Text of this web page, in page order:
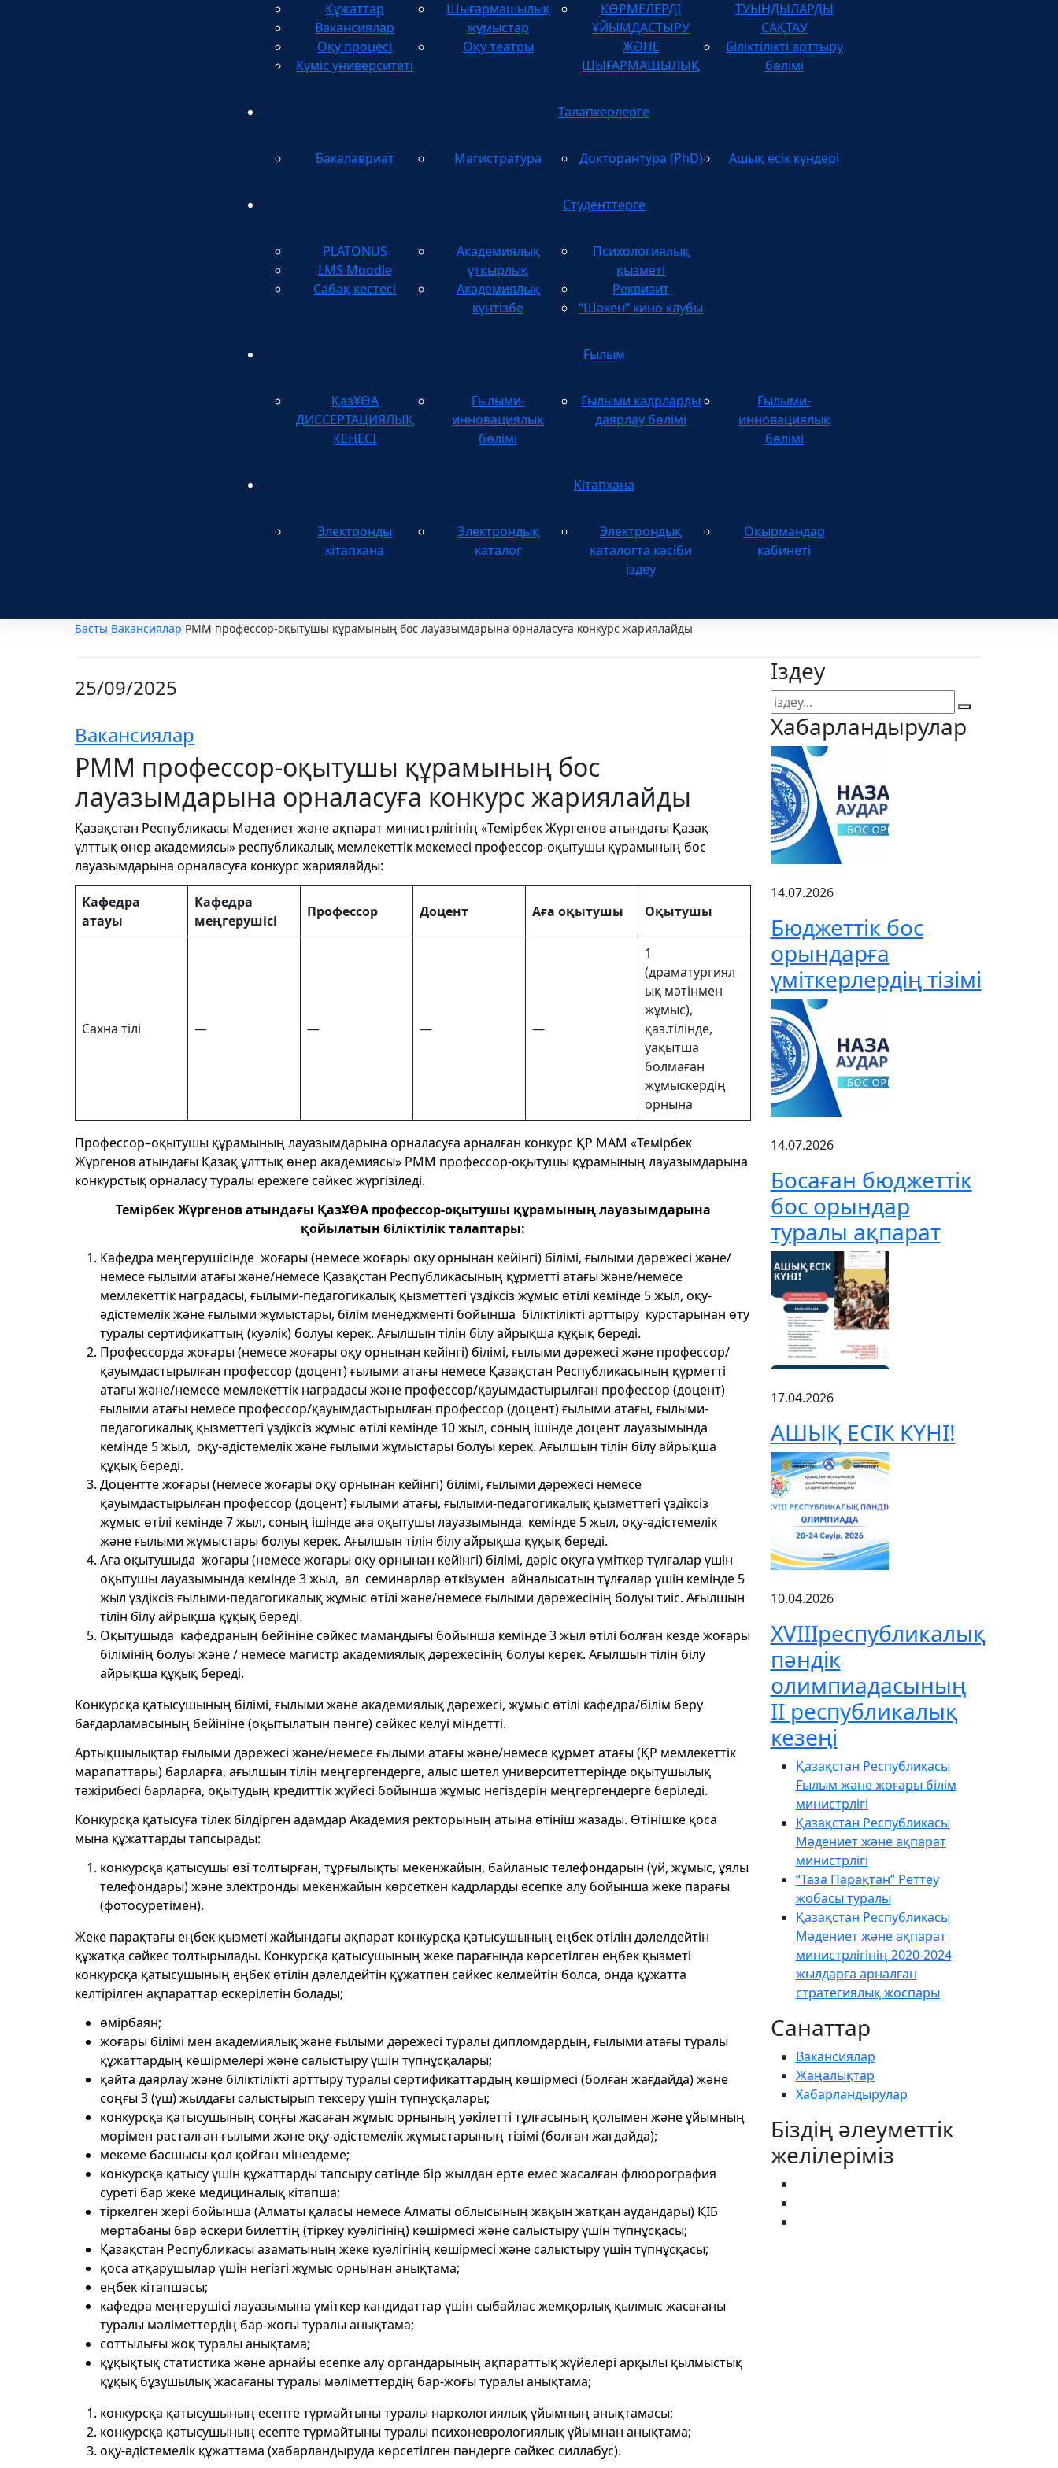
Құжаттар
Вакансиялар
Оқу процесі
Күміс университеті
Шығармашылық
жұмыстар
Оқу театры
КӨРМЕЛЕРДІ
ҰЙЫМДАСТЫРУ
ЖӘНЕ
ШЫҒАРМАШЫЛЫҚ
ТУЫНДЫЛАРДЫ
САҚТАУ
Біліктілікті арттыру
бөлімі
Талапкерлерге
Бакалавриат Магистратура Докторантура (PhD) Ашық есік күндері
Студенттерге
PLATONUS
LMS Moodle
Сабақ кестесі
Академиялық
ұтқырлық
Академиялық
күнтізбе
Психологиялық
қызметі
Реквизит
“Шәкен” кино клубы
Ғылым
ҚазҰӨА
ДИССЕРТАЦИЯЛЫҚ
КЕҢЕСІ
Ғылыми-
инновациялық
бөлімі
Ғылыми кадрларды
даярлау бөлімі
Ғылыми-
инновациялық
бөлімі
Кітапхана
Электронды
кітапхана
Электрондық
каталог
Электрондық
каталогта кәсіби
іздеу
Оқырмандар
кабинеті
Басты Вакансиялар РММ профессор-оқытушы құрамының бос лауазымдарына орналасуға конкурс жариялайды
25/09/2025
Вакансиялар
РММ профессор-оқытушы құрамының бос
лауазымдарына орналасуға конкурс жариялайды
Қазақстан Республикасы Мәдениет және ақпарат министрлігінің «Темірбек Жүргенов атындағы Қазақ
ұлттық өнер академиясы» республикалық мемлекеттік мекемесі профессор-оқытушы құрамының бос
лауазымдарына орналасуға конкурс жариялайды:
Кафедра
атауы
Кафедра
меңгерушісі
Профессор Доцент Аға оқытушы Оқытушы
Сахна тілі — — — —
1
(драматургиял
ық мәтінмен
жұмыс),
қаз.тілінде,
уақытша
болмаған
жұмыскердің
орнына
Профессор–оқытушы құрамының лауазымдарына орналасуға арналған конкурс ҚР МАМ «Темірбек
Жүргенов атындағы Қазақ ұлттық өнер академиясы» РММ профессор-оқытушы құрамының лауазымдарына
конкурстық орналасу туралы ережеге сәйкес жүргізіледі.
Темірбек Жүргенов атындағы ҚазҰӨА профессор-оқытушы құрамының лауазымдарына
қойылатын біліктілік талаптары:
Кафедра меңгерушісінде жоғары (немесе жоғары оқу орнынан кейінгі) білімі, ғылыми дәрежесі және/
немесе ғылыми атағы және/немесе Қазақстан Республикасының құрметті атағы және/немесе
мемлекеттік наградасы, ғылыми-педагогикалық қызметтегі үздіксіз жұмыс өтілі кемінде 5 жыл, оқу-
әдістемелік және ғылыми жұмыстары, білім менеджменті бойынша біліктілікті арттыру курстарынан өту
туралы сертификаттың (куәлік) болуы керек. Ағылшын тілін білу айрықша құқық береді.
Профессорда жоғары (немесе жоғары оқу орнынан кейінгі) білімі, ғылыми дәрежесі және профессор/
қауымдастырылған профессор (доцент) ғылыми атағы немесе Қазақстан Республикасының құрметті
атағы және/немесе мемлекеттік наградасы және профессор/қауымдастырылған профессор (доцент)
ғылыми атағы немесе профессор/қауымдастырылған профессор (доцент) ғылыми атағы, ғылыми-
педагогикалық қызметтегі үздіксіз жұмыс өтілі кемінде 10 жыл, соның ішінде доцент лауазымында
кемінде 5 жыл, оқу-әдістемелік және ғылыми жұмыстары болуы керек. Ағылшын тілін білу айрықша
құқық береді.
Доцентте жоғары (немесе жоғары оқу орнынан кейінгі) білімі, ғылыми дәрежесі немесе
қауымдастырылған профессор (доцент) ғылыми атағы, ғылыми-педагогикалық қызметтегі үздіксіз
жұмыс өтілі кемінде 7 жыл, соның ішінде аға оқытушы лауазымында кемінде 5 жыл, оқу-әдістемелік
және ғылыми жұмыстары болуы керек. Ағылшын тілін білу айрықша құқық береді.
Аға оқытушыда жоғары (немесе жоғары оқу орнынан кейінгі) білімі, дәріс оқуға үміткер тұлғалар үшін
оқытушы лауазымында кемінде 3 жыл, ал семинарлар өткізумен айналысатын тұлғалар үшін кемінде 5
жыл үздіксіз ғылыми-педагогикалық жұмыс өтілі және/немесе ғылыми дәрежесінің болуы тиіс. Ағылшын
тілін білу айрықша құқық береді.
Оқытушыда кафедраның бейініне сәйкес мамандығы бойынша кемінде 3 жыл өтілі болған кезде жоғары
білімінің болуы және / немесе магистр академиялық дәрежесінің болуы керек. Ағылшын тілін білу
айрықша құқық береді.
Конкурсқа қатысушының білімі, ғылыми және академиялық дәрежесі, жұмыс өтілі кафедра/білім беру
бағдарламасының бейініне (оқытылатын пәнге) сәйкес келуі міндетті.
Артықшылықтар ғылыми дәрежесі және/немесе ғылыми атағы және/немесе құрмет атағы (ҚР мемлекеттік
марапаттары) барларға, ағылшын тілін меңгергендерге, алыс шетел университеттерінде оқытушылық
тәжірибесі барларға, оқытудың кредиттік жүйесі бойынша жұмыс негіздерін меңгергендерге беріледі.
Конкурсқа қатысуға тілек білдірген адамдар Академия ректорының атына өтініш жазады. Өтінішке қоса
мына құжаттарды тапсырады:
конкурсқа қатысушы өзі толтырған, тұрғылықты мекенжайын, байланыс телефондарын (үй, жұмыс, ұялы
телефондары) және электронды мекенжайын көрсеткен кадрларды есепке алу бойынша жеке парағы
(фотосуретімен).
Жеке парақтағы еңбек қызметі жайындағы ақпарат конкурсқа қатысушының еңбек өтілін дәлелдейтін
құжатқа сәйкес толтырылады. Конкурсқа қатысушының жеке парағында көрсетілген еңбек қызметі
конкурсқа қатысушының еңбек өтілін дәлелдейтін құжатпен сәйкес келмейтін болса, онда құжатта
келтірілген ақпараттар ескерілетін болады;
өмірбаян;
жоғары білімі мен академиялық және ғылыми дәрежесі туралы дипломдардың, ғылыми атағы туралы
құжаттардың көшірмелері және салыстыру үшін түпнұсқалары;
қайта даярлау және біліктілікті арттыру туралы сертификаттардың көшірмесі (болған жағдайда) және
соңғы 3 (үш) жылдағы салыстырып тексеру үшін түпнұсқалары;
конкурсқа қатысушының соңғы жасаған жұмыс орнының уәкілетті тұлғасының қолымен және ұйымның
мөрімен расталған ғылыми және оқу-әдістемелік жұмыстарының тізімі (болған жағдайда);
мекеме басшысы қол қойған мінездеме;
конкурсқа қатысу үшін құжаттарды тапсыру сәтінде бір жылдан ерте емес жасалған флюорография
суреті бар жеке медициналық кітапша;
тіркелген жері бойынша (Алматы қаласы немесе Алматы облысының жақын жатқан аудандары) ҚІБ
мөртабаны бар әскери билеттің (тіркеу куәлігінің) көшірмесі және салыстыру үшін түпнұсқасы;
Қазақстан Республикасы азаматының жеке куәлігінің көшірмесі және салыстыру үшін түпнұсқасы;
қоса атқарушылар үшін негізгі жұмыс орнынан анықтама;
еңбек кітапшасы;
кафедра меңгерушісі лауазымына үміткер кандидаттар үшін сыбайлас жемқорлық қылмыс жасағаны
туралы мәліметтердің бар-жоғы туралы анықтама;
соттылығы жоқ туралы анықтама;
құқықтық статистика және арнайы есепке алу органдарының ақпараттық жүйелері арқылы қылмыстық
құқық бұзушылық жасағаны туралы мәліметтердің бар-жоғы туралы анықтама;
конкурсқа қатысушының есепте тұрмайтыны туралы наркологиялық ұйымның анықтамасы;
конкурсқа қатысушының есепте тұрмайтыны туралы психоневрологиялық ұйымнан анықтама;
оқу-әдістемелік құжаттама (хабарландыруда көрсетілген пәндерге сәйкес силлабус).
Іздеу
Хабарландырулар
14.07.2026
Бюджеттік бос
орындарға
үміткерлердің тізімі
14.07.2026
Босаған бюджеттік
бос орындар
туралы ақпарат
17.04.2026
АШЫҚ ЕСІК КҮНІ!
10.04.2026
XVIIIреспубликалық
пәндік
олимпиадасының
ІІ республикалық
кезеңі
Қазақстан Республикасы
Ғылым және жоғары білім
министрлігі
Қазақстан Республикасы
Мәдениет және ақпарат
министрлігі
“Таза Парақтан” Реттеу
жобасы туралы
Қазақстан Республикасы
Мәдениет және ақпарат
министрлігінің 2020-2024
жылдарға арналған
стратегиялық жоспары
Санаттар
Вакансиялар
Жаңалықтар
Хабарландырулар
Біздің әлеуметтік
желілеріміз